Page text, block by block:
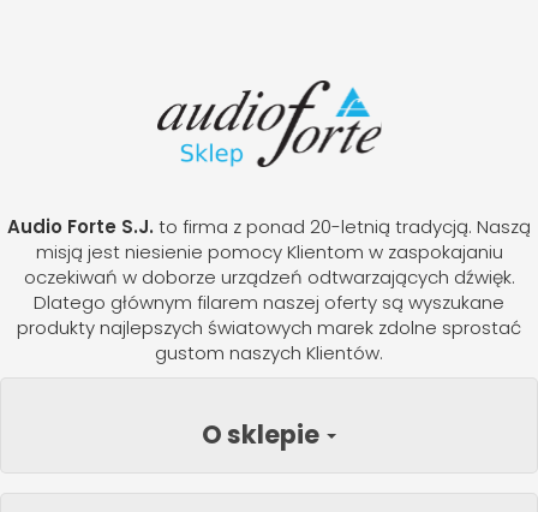
Audio Forte S.J. to firma z ponad 20-letnią tradycją. Naszą
misją jest niesienie pomocy Klientom w zaspokajaniu
oczekiwań w doborze urządzeń odtwarzających dźwięk.
Dlatego głównym filarem naszej oferty są wyszukane
produkty najlepszych światowych marek zdolne sprostać
gustom naszych Klientów.
O sklepie